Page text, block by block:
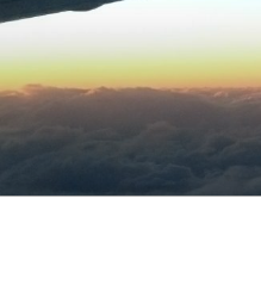
コ
テ
ン